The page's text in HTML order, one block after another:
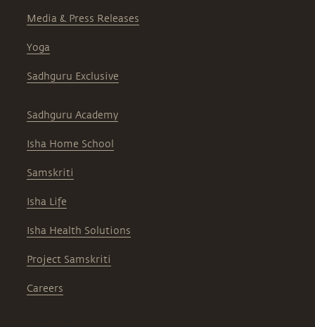
Media & Press Releases
Yoga
Sadhguru Exclusive
Sadhguru Academy
Isha Home School
Samskriti
Isha Life
Isha Health Solutions
Project Samskriti
Careers